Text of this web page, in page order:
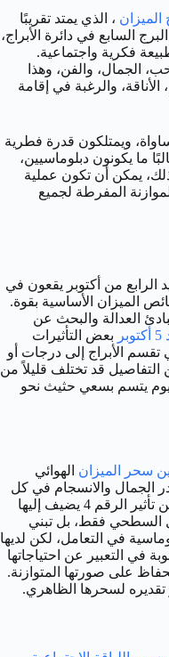
الميزان ، الذي يمتد تقريبًا
هو البرج السابع في دائرة الأبراج،
فكرية واجتماعية.
الجمال، والفن، وهذا
والرغبة في إقامة
ويمتلكون قدرة فطرية
ما يكونون دبلوماسيين،
يمكن أن تكون عملية
المفرطة لجميع
الرابع من أكتوبر يقعون في
الميزان الأساسية بقوة.
العدالة والبحث عن
بعض التأثيرات
تقسم الأبراج إلى درجات أو
التفاصيل قد تختلف قليلاً من
يتسم بسعي حثيث نحو
سحر الميزان الهوائي
أنيقة، تقدر الجمال والانسجام في كل
شيء، من مظهرها إلى بيتها وعلاقاتها. لكن تأثير الرقم 4 يضيف إليها
السطحي فقط، بل تبني
في التعامل، لكن لديها
في التعبير عن احتياجاتها
على صورتها المتوازنة.
تقديره لسحرها الظاهري.